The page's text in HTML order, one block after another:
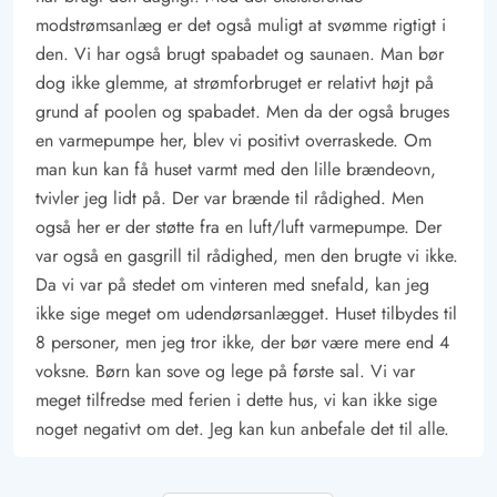
Udlejes ikke til ungdomsgrupper
modstrømsanlæg er det også muligt at svømme rigtigt i
den. Vi har også brugt spabadet og saunaen. Man bør
dog ikke glemme, at strømforbruget er relativt højt på
grund af poolen og spabadet. Men da der også bruges
en varmepumpe her, blev vi positivt overraskede. Om
man kun kan få huset varmt med den lille brændeovn,
tvivler jeg lidt på. Der var brænde til rådighed. Men
også her er der støtte fra en luft/luft varmepumpe. Der
var også en gasgrill til rådighed, men den brugte vi ikke.
Da vi var på stedet om vinteren med snefald, kan jeg
ikke sige meget om udendørsanlægget. Huset tilbydes til
8 personer, men jeg tror ikke, der bør være mere end 4
voksne. Børn kan sove og lege på første sal. Vi var
meget tilfredse med ferien i dette hus, vi kan ikke sige
noget negativt om det. Jeg kan kun anbefale det til alle.